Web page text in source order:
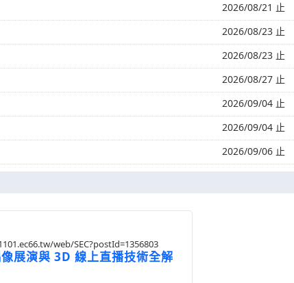
2026/08/21 止
2026/08/23 止
2026/08/23 止
2026/08/27 止
2026/09/04 止
2026/09/04 止
2026/09/06 止
web/SEC?postId=1356803
展演與 3D 線上直播技術全解